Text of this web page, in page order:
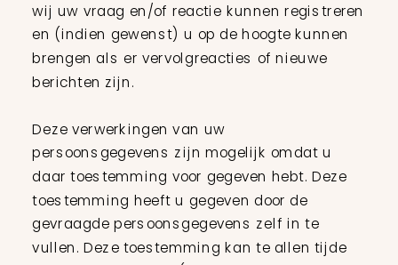
wij uw vraag en/of reactie kunnen registreren
en (indien gewenst) u op de hoogte kunnen
brengen als er vervolgreacties of nieuwe
berichten zijn.
Deze verwerkingen van uw
persoonsgegevens zijn mogelijk omdat u
daar toestemming voor gegeven hebt. Deze
toestemming heeft u gegeven door de
gevraagde persoonsgegevens zelf in te
vullen. Deze toestemming kan te allen tijde